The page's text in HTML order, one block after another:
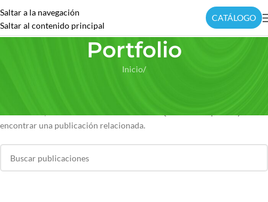
Saltar a la navegación
Saltar al contenido principal
CATÁLOGO
Portfolio
Inicio/
encontrar una publicación relacionada.